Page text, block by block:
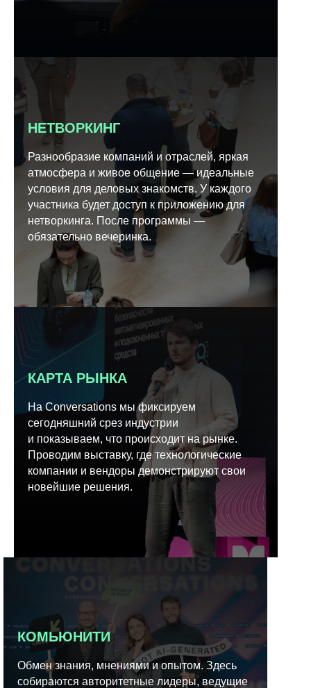
НЕТВОРКИНГ
Разнообразие компаний и отраслей, яркая
атмосфера и живое общение — идеальные
условия для деловых знакомств. У каждого
участника будет доступ к приложению для
нетворкинга. После программы —
обязательно вечеринка.
КАРТА РЫНКА
На Conversations мы фиксируем
сегодняшний срез индустрии
и показываем, что происходит на рынке.
Проводим выставку, где технологические
компании и вендоры демонстрируют свои
новейшие решения.
КОМЬЮНИТИ
Обмен знания, мнениями и опытом. Здесь
собираются авторитетные лидеры, ведущие